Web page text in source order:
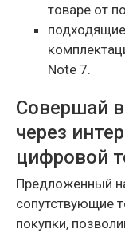
товаре от
Note 7.
Совершай
через
цифровой
Предложенный
сопутствующие
покупки,